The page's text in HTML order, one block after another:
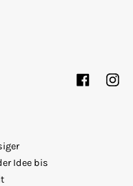
Facebook
Idee bis